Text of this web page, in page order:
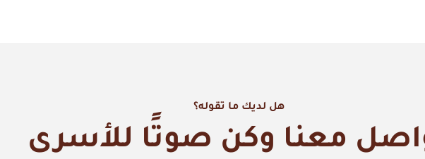
هل لديك ما تقوله؟
معنا وكن صوتًا للأسرى